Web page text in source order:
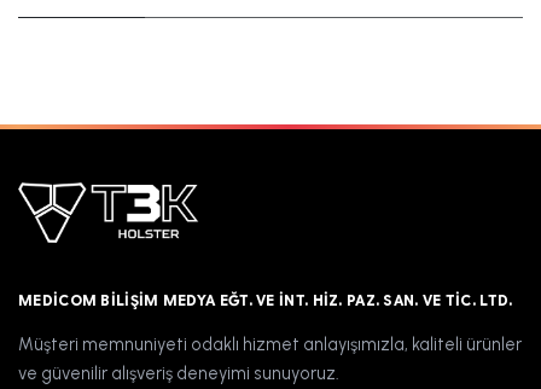
MEDICOM BILIŞIM MEDYA EĞT. VE İNT. HIZ. PAZ. SAN. VE TIC. LTD.
Müşteri memnuniyeti odaklı hizmet anlayışımızla, kaliteli ürünler
ve güvenilir alışveriş deneyimi sunuyoruz.